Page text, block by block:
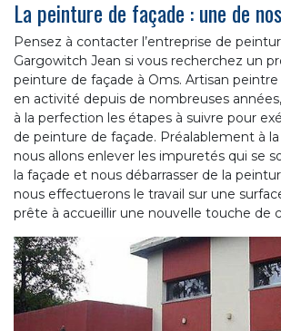
La peinture de façade : une de
Pensez à contacter l’entreprise de
Gargowitch Jean si vous recherchez un
peinture de façade à Oms. Artisan
en activité depuis de nombreuses
à la perfection les étapes à suivre pour
de peinture de façade. Préalablement à
nous allons enlever les impuretés qui se
la façade et nous débarrasser de la
nous effectuerons le travail sur une
prête à accueillir une nouvelle touche de